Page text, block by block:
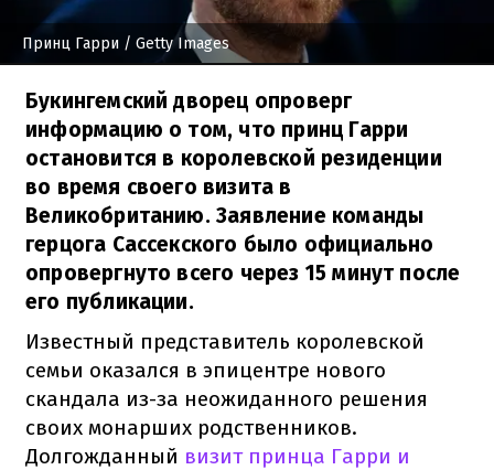
Принц Гарри / Getty Images
Букингемский дворец опроверг
информацию о том, что принц Гарри
остановится в королевской резиденции
во время своего визита в
Великобританию. Заявление команды
герцога Сассекского было официально
опровергнуто всего через 15 минут после
его публикации.
Известный представитель королевской
семьи оказался в эпицентре нового
скандала из-за неожиданного решения
своих монарших родственников.
Долгожданный визит принца Гарри и